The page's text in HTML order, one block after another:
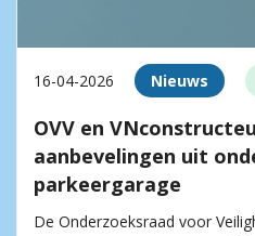
16-04-2026 Nieuws
OVV en
aanbevelingen uit
parkeergarage
De Onderzoeksraad voor